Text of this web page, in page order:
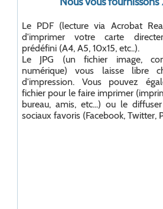
Le PDF (lecture via Acrobat
d'imprimer votre carte
prédéfini (A4, A5, 10x15, etc..).
Le JPG (un fichier image,
numérique) vous laisse libre
d'impression. Vous pouvez
fichier pour le faire imprimer
bureau, amis, etc...) ou le
sociaux favoris (Facebook, Twitter,